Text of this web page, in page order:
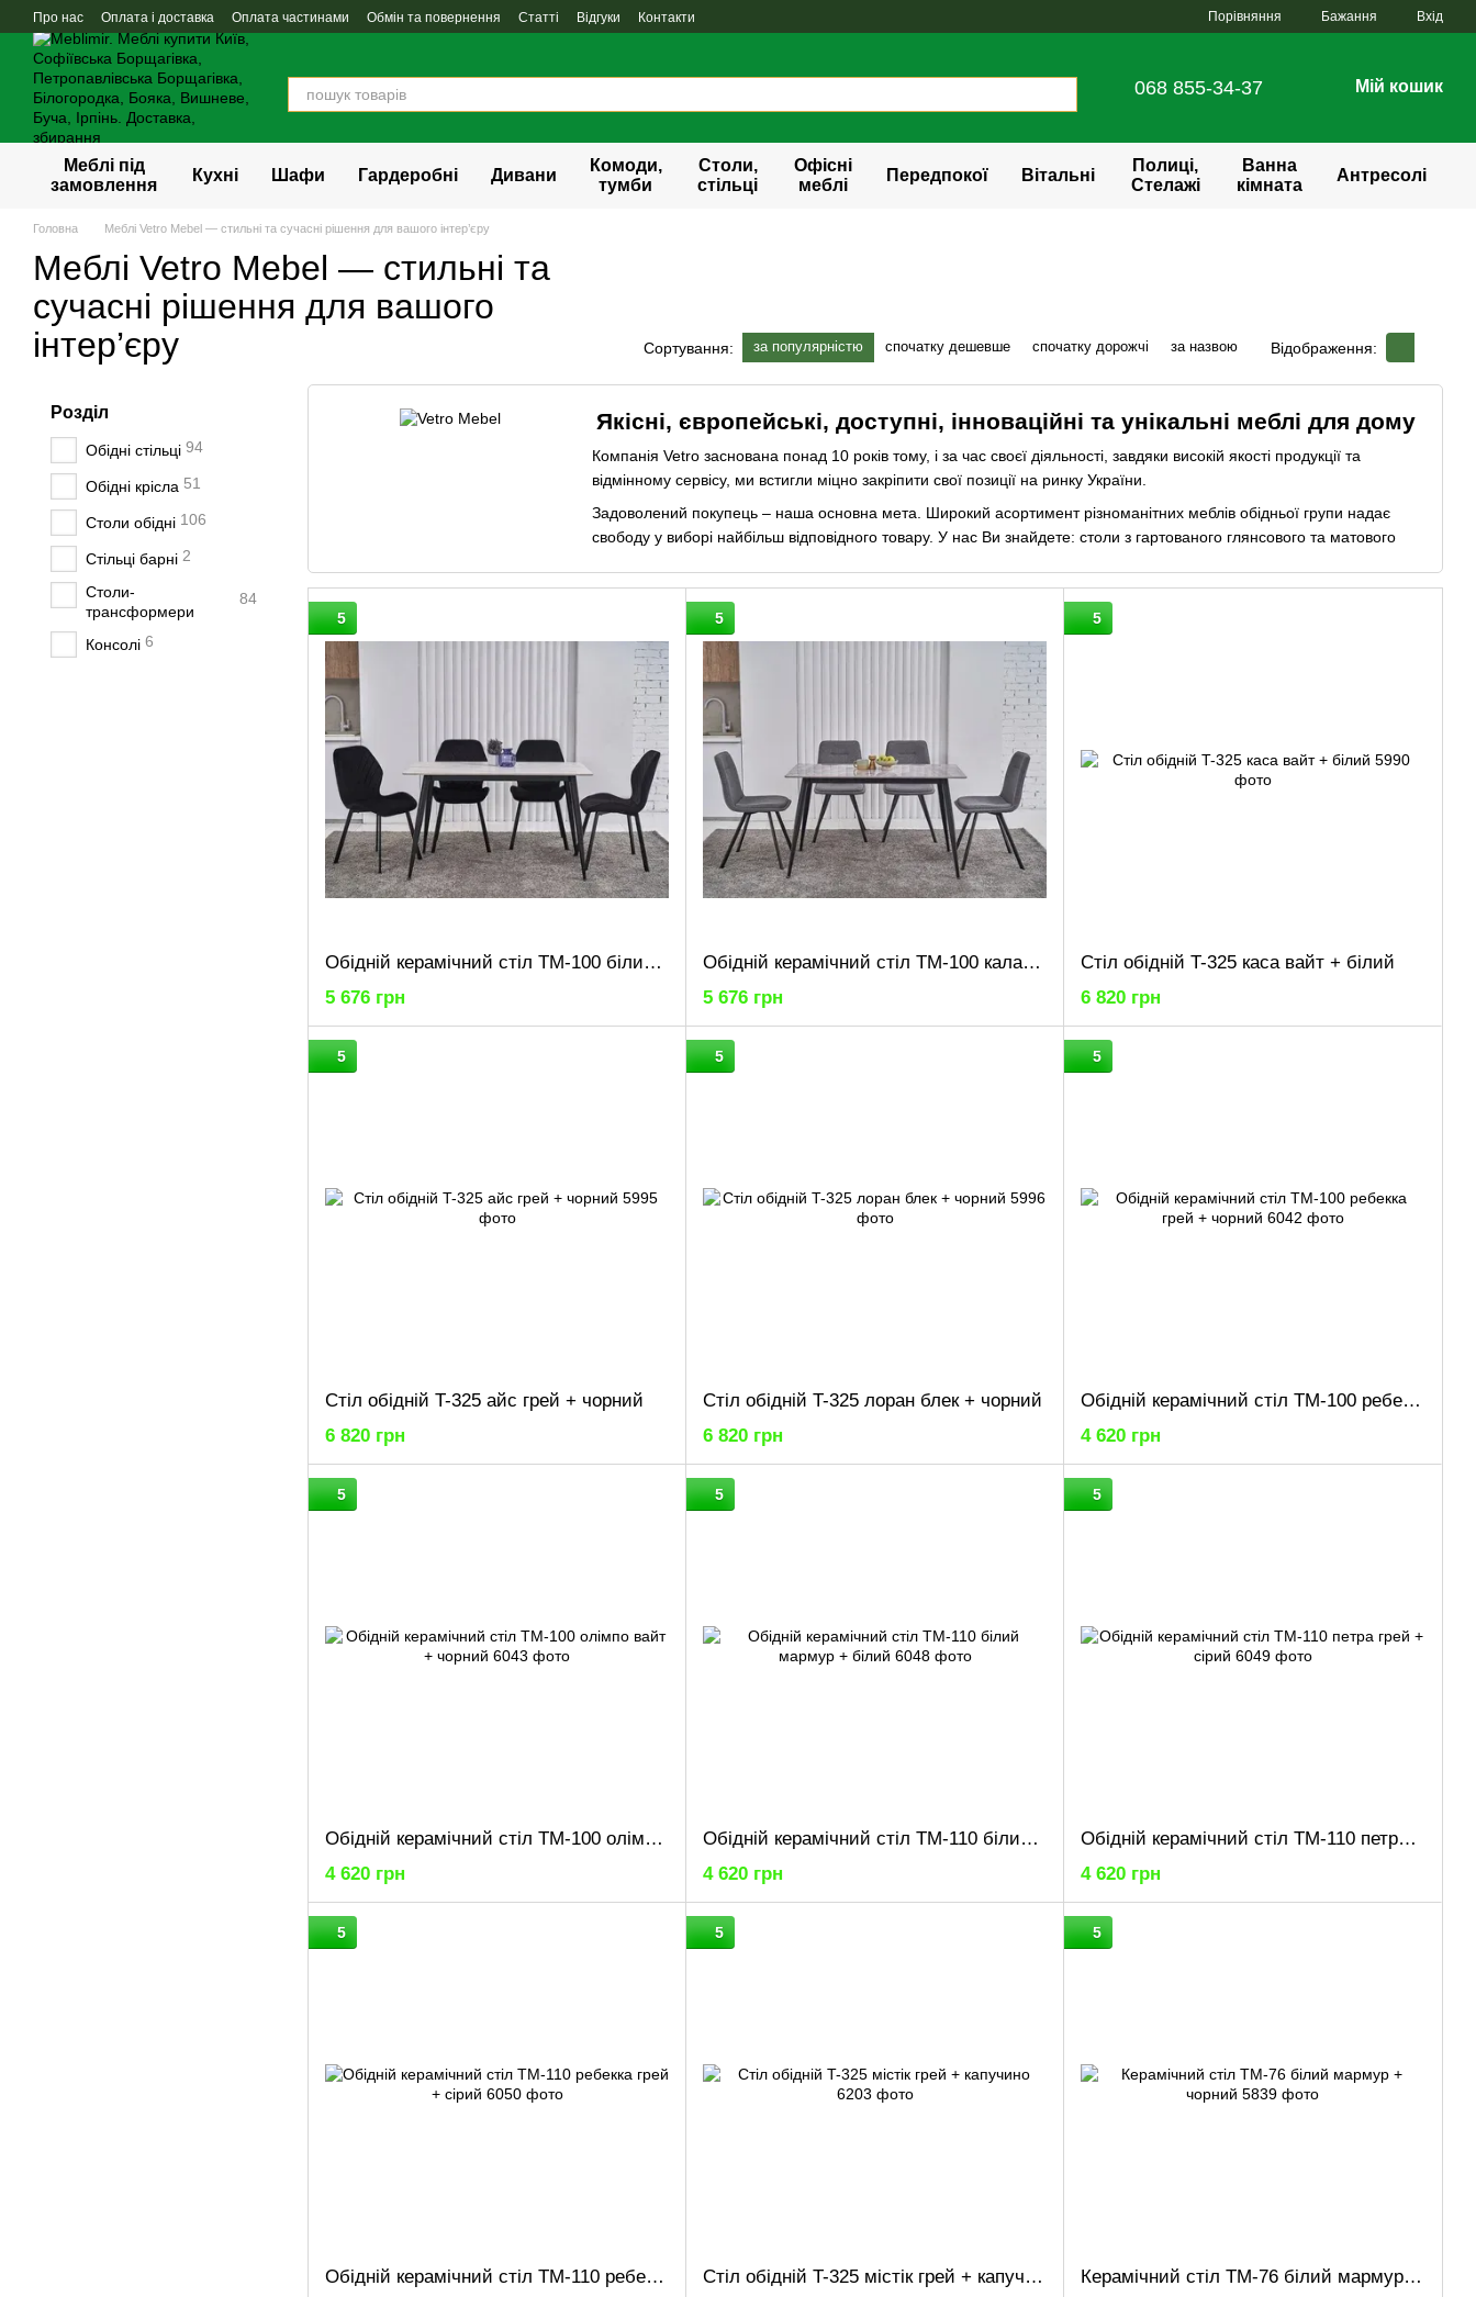
Перейти до основного контенту
Про нас Оплата і доставка Оплата частинами Обмін та повернення Статті Відгуки Контакти Порівняння Бажання Вхід
068 855-34-37 Мій кошик
Меблі під
замовлення
Кухні Шафи Гардеробні Дивани
Комоди,
тумби
Столи,
стільці
Офісні
меблі
Передпокої Вітальні
Полиці,
Стелажі
Ванна
кімната
Антресолі
Головна Меблі Vetro Mebel — стильні та сучасні рішення для вашого інтер’єру
Меблі Vetro Mebel — стильні та
сучасні рішення для вашого
інтер’єру
Сортування: за популярністю спочатку дешевше спочатку дорожчі за назвою Відображення:
Якісні, європейські, доступні, інноваційні та унікальні меблі для дому
Компанія Vetro заснована понад 10 років тому, і за час своєї діяльності, завдяки високій якості продукції та
відмінному сервісу, ми встигли міцно закріпити свої позиції на ринку України.
Задоволений покупець – наша основна мета. Широкий асортимент різноманітних меблів обідньої групи надає
свободу у виборі найбільш відповідного товару. У нас Ви знайдете: столи з гартованого глянсового та матового
регулюються по довжині та висоті; стільці різних тканин, кольорів та дизайнів; журнальні та комп'ютерні столи;
регульовані по висоті барні стільці, а також напівбарні стільці.
На будь-якому етапі погодження та розміщення замовлення з Вами працюватимуть наші кваліфіковані
консультанти, які завжди підкажуть по наявності та допоможуть з підбором необхідного товару.
Тепер, не виходячи з дому, Ви можете знайти найбільш підходящий товар для комплектації вітальні та кухні.
Наслідуючи модні тенденції у розвитку меблевого виробництва, ми сміливо крокуємо в ногу з часом щодня
підтверджуючи наш слоган «Vetro – актуальні меблі».
5
Обідній керамічний стіл TM-100 білий мармур + чорний
5 676 грн
5
Обідній керамічний стіл TM-100 калакатта грей + чорний
5 676 грн
5
Стіл обідній T-325 каса вайт + білий
6 820 грн
5
Стіл обідній T-325 айс грей + чорний
6 820 грн
5
Стіл обідній T-325 лоран блек + чорний
6 820 грн
5
Обідній керамічний стіл TM-100 ребекка грей + чорний
4 620 грн
5
Обідній керамічний стіл TM-100 олімпо вайт + чорний
4 620 грн
5
Обідній керамічний стіл TM-110 білий мармур + білий
4 620 грн
5
Обідній керамічний стіл TM-110 петра грей + сірий
4 620 грн
5
Обідній керамічний стіл TM-110 ребекка грей + сірий
5
Стіл обідній T-325 містік грей + капучино
5
Керамічний стіл TM-76 білий мармур + чорний
Розділ
Обідні стільці 94
Обідні крісла 51
Столи обідні 106
Стільці барні 2
Столи-
трансформери
84
Консолі 6